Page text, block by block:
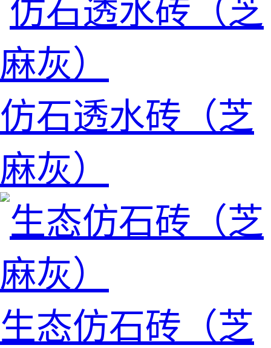
仿石透水砖（芝
麻灰）
生态仿石砖（芝